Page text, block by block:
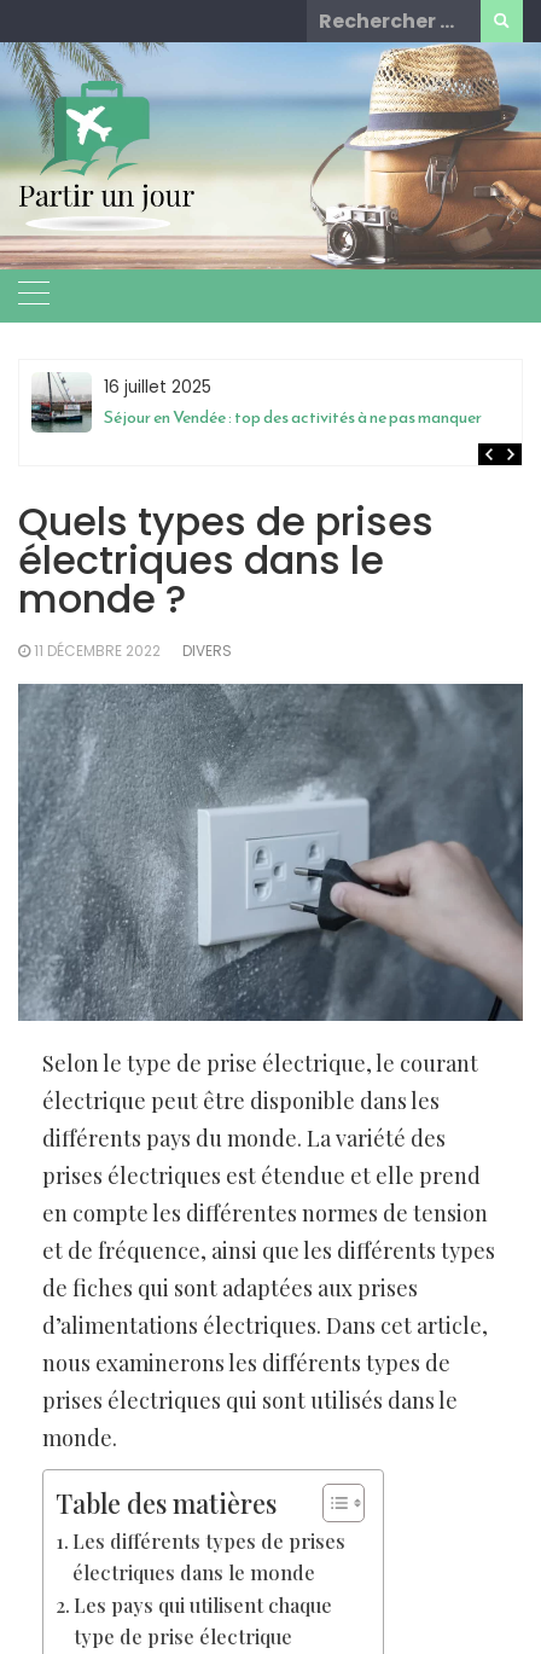
to
content
Rechercher
for:
16 juillet 2025
Séjour en Vendée : top des activités à ne pas manquer
Quels types de prises
électriques dans le
monde ?
11 DÉCEMBRE 2022 DIVERS
Selon le type de prise électrique, le courant
électrique peut être disponible dans les
différents pays du monde. La variété des
prises électriques est étendue et elle prend
en compte les différentes normes de tension
et de fréquence, ainsi que les différents types
de fiches qui sont adaptées aux prises
d’alimentations électriques. Dans cet article,
nous examinerons les différents types de
prises électriques qui sont utilisés dans le
monde.
Table des matières
Les différents types de prises
électriques dans le monde
Les pays qui utilisent chaque
type de prise électrique